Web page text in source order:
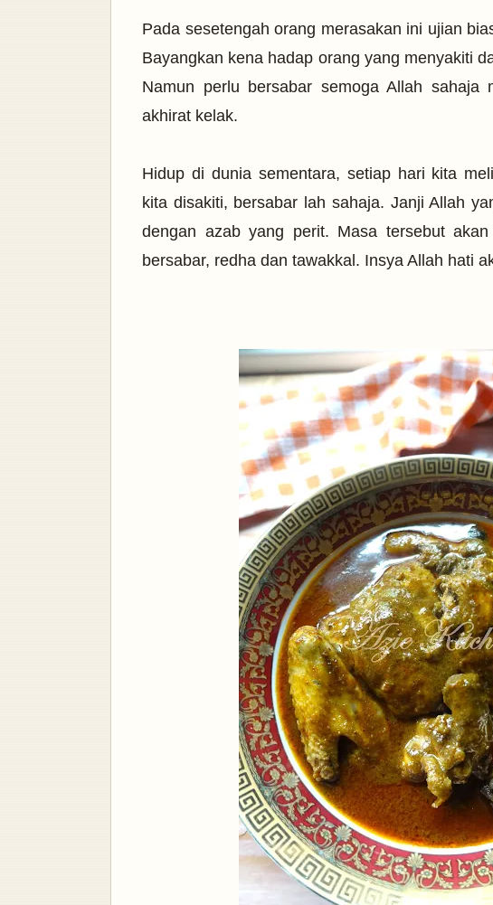
Pada sesetengah orang merasakan ini ujian
Bayangkan kena hadap orang yang menyakiti
Namun perlu bersabar semoga Allah sahaja
akhirat kelak.
Hidup di dunia sementara, setiap hari kita
kita disakiti, bersabar lah sahaja. Janji Allah
dengan azab yang perit. Masa tersebut
bersabar, redha dan tawakkal. Insya Allah hati